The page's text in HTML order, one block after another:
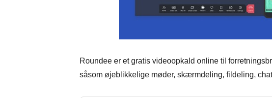
Roundee er et gratis videoopkald online til
såsom øjeblikkelige møder, skærmdeling, fildeling,